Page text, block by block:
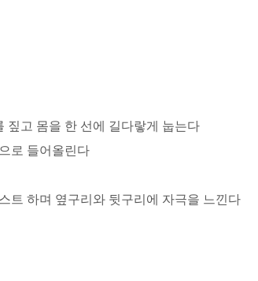
짚고 몸을 한 선에 길다랗게 눕는다
로 들어올린다
트 하며 옆구리와 뒷구리에 자극을 느낀다